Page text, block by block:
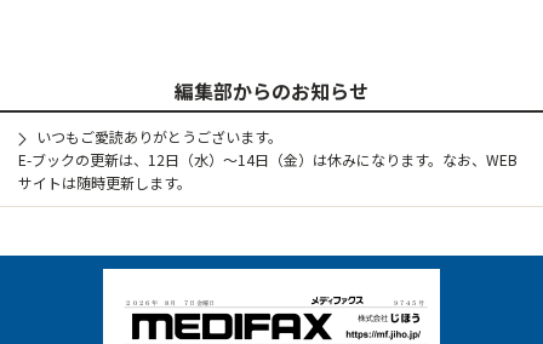
編集部からのお知らせ
いつもご愛読ありがとうございます。
E-ブックの更新は、12日（水）～14日（金）は休みになります。なお、WEB
サイトは随時更新します。